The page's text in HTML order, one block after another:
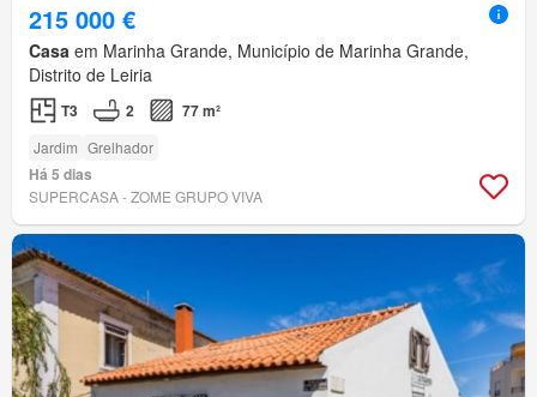
215 000 €
Casa em Marinha Grande, Município de Marinha Grande,
Distrito de Leiria
T3 2 77 m²
Jardim Grelhador
Há 5 dias
SUPERCASA - ZOME GRUPO VIVA